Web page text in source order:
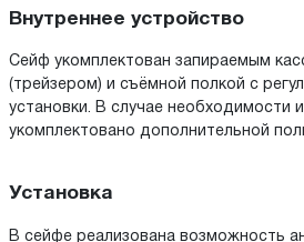
Внутреннее устройство
Сейф укомплектован запираемым
(трейзером) и съёмной полкой с
установки. В случае необходимости
укомплектовано дополнительной
Установка
В сейфе реализована возможность